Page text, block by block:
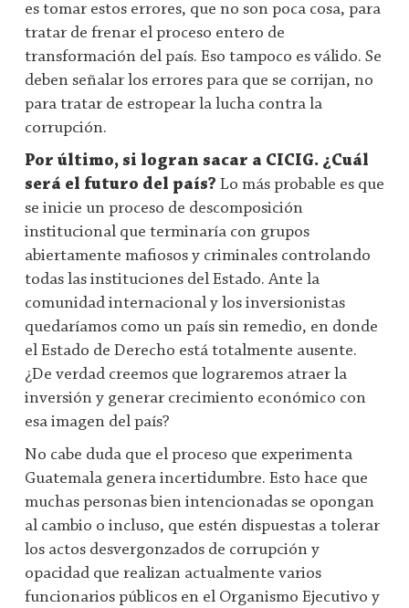
es tomar estos errores, que no son poca cosa, para
tratar de frenar el proceso entero de
transformación del país. Eso tampoco es válido. Se
deben señalar los errores para que se corrijan, no
para tratar de estropear la lucha contra la
corrupción.
Por último, si logran sacar a CICIG. ¿Cuál
será el futuro del país? Lo más probable es que
se inicie un proceso de descomposición
institucional que terminaría con grupos
abiertamente mafiosos y criminales controlando
todas las instituciones del Estado. Ante la
comunidad internacional y los inversionistas
quedaríamos como un país sin remedio, en donde
el Estado de Derecho está totalmente ausente.
¿De verdad creemos que lograremos atraer la
inversión y generar crecimiento económico con
esa imagen del país?
No cabe duda que el proceso que experimenta
Guatemala genera incertidumbre. Esto hace que
muchas personas bien intencionadas se opongan
al cambio o incluso, que estén dispuestas a tolerar
los actos desvergonzados de corrupción y
opacidad que realizan actualmente varios
funcionarios públicos en el Organismo Ejecutivo y